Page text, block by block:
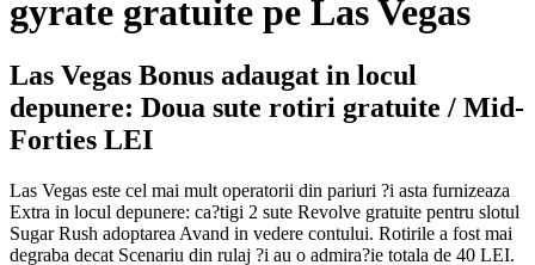
gyrate gratuite pe Las Vegas
Las Vegas Bonus adaugat in locul
depunere: Doua sute rotiri gratuite / Mid-
Forties LEI
Las Vegas este cel mai mult operatorii din pariuri ?i asta furnizeaza
Extra in locul depunere: ca?tigi 2 sute Revolve gratuite pentru slotul
Sugar Rush adoptarea Avand in vedere contului. Rotirile a fost mai
degraba decat Scenariu din rulaj ?i au o admira?ie totala de 40 LEI.